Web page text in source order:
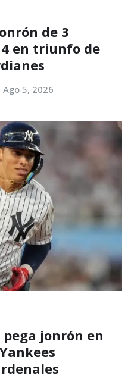
de 3
en triunfo de
Ago 5, 2026
pega jonrón en